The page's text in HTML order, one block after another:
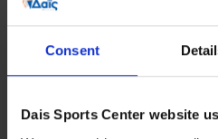
Consent
Dais Sports Center website